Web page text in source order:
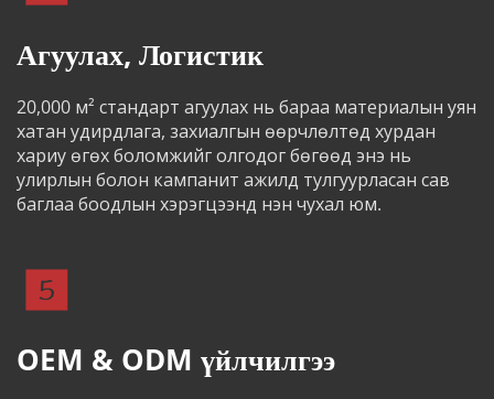
Агуулах, Логистик
20,000 м² стандарт агуулах нь бараа материалын уян
хатан удирдлага, захиалгын өөрчлөлтөд хурдан
хариу өгөх боломжийг олгодог бөгөөд энэ нь
улирлын болон кампанит ажилд тулгуурласан сав
баглаа боодлын хэрэгцээнд нэн чухал юм.
OEM & ODM үйлчилгээ